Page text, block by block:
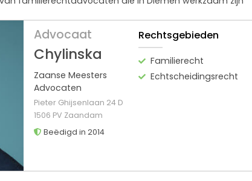
Advocaat
Chylinska
Zaanse Meesters
Advocaten
Pieter Ghijsenlaan 24 D
1506 PV Zaandam
Beëdigd in 2014
Rechtsgebieden
Familierecht
Echtscheidingsrecht